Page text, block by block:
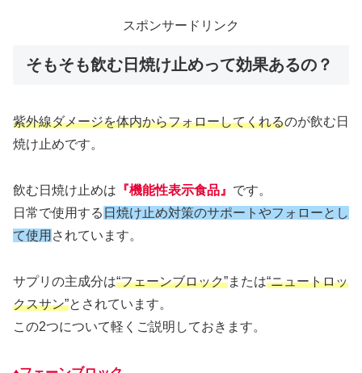
スポンサードリンク
そもそも飲む日焼け止めって効果あるの？
紫外線ダメージを体内からフォローしてくれるのが飲む日
焼け止めです。
飲む日焼け止めは 『機能性表示食品』 です。
日常で使用する 日焼け止め対策のサポートやフォローとし
て使用 されています。
サプリの主成分は“フェーンブロック”または“ニュートロッ
クスサン”とされています。
この2つについて軽くご説明しておきます。